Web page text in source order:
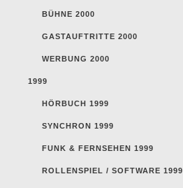
BÜHNE 2000
GASTAUFTRITTE 2000
WERBUNG 2000
1999
HÖRBUCH 1999
SYNCHRON 1999
FUNK & FERNSEHEN 1999
ROLLENSPIEL / SOFTWARE 1999